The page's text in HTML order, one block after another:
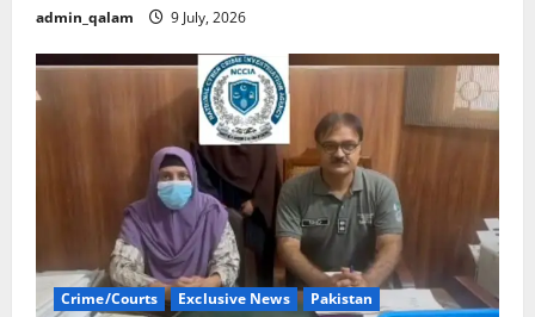
admin_qalam 9 July, 2026
Crime/Courts Exclusive News Pakistan